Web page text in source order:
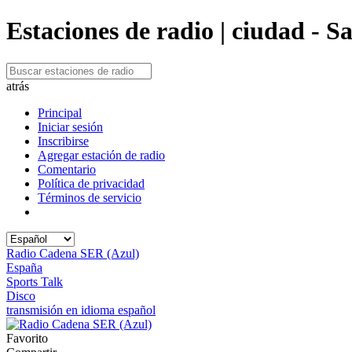
Estaciones de radio | ciudad -
atrás
Principal
Iniciar sesión
Inscribirse
Agregar estación de radio
Comentario
Política de privacidad
Términos de servicio
Radio Cadena SER (Azul)
España
Sports Talk
Disco
transmisión en idioma español
Favorito